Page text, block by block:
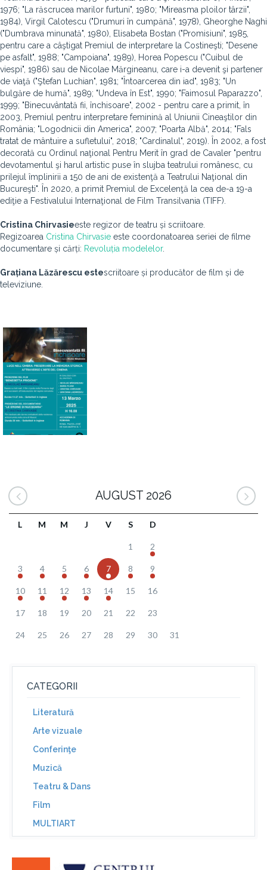
1976; "La răscrucea marilor furtuni", 1980; "Mireasma ploilor târzii",
1984), Virgil Calotescu ("Drumuri în cumpănă", 1978), Gheorghe Naghi
("Dumbrava minunată", 1980), Elisabeta Bostan ("Promisiuni", 1985,
pentru care a câştigat Premiul de interpretare la Costineşti; "Desene
pe asfalt", 1988; "Campoiana", 1989), Horea Popescu ("Cuibul de
viespi", 1986) sau de Nicolae Mărgineanu, care i-a devenit şi partener
de viaţă ("Ştefan Luchian", 1981; "Întoarcerea din iad", 1983; "Un
bulgăre de humă", 1989; "Undeva în Est", 1990; "Faimosul Paparazzo",
1999; "Binecuvântată fii, închisoare", 2002 - pentru care a primit, în
2003, Premiul pentru interpretare feminină al Uniunii Cineaştilor din
România; "Logodnicii din America", 2007; "Poarta Albă", 2014; "Fals
tratat de mântuire a sufletului", 2018; "Cardinalul", 2019). În 2002, a fost
decorată cu Ordinul naţional Pentru Merit în grad de Cavaler "pentru
devotamentul şi harul artistic puse în slujba teatrului românesc, cu
prilejul împlinirii a 150 de ani de existenţă a Teatrului Naţional din
Bucureşti". În 2020, a primit Premiul de Excelenţă la cea de-a 19-a
ediţie a Festivalului Internaţional de Film Transilvania (TIFF).
Cristina Chirvasieeste regizor de teatru și scriitoare.
Regizoarea Cristina Chirvasie este coordonatoarea seriei de filme
documentare și cărți: Revoluția modelelor.
Grațiana Lăzărescu estescriitoare și producător de film și de
televiziune.
AUGUST 2026
L M M J V S D
1 2
3 4 5 6 7 8 9
10 11 12 13 14 15 16
17 18 19 20 21 22 23
24 25 26 27 28 29 30 31
CATEGORII
Literatură
Arte vizuale
Conferinţe
Muzică
Teatru & Dans
Film
MULTIART